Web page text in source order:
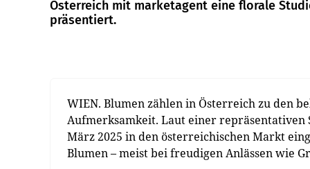
Österreich mit marketagent eine florale
präsentiert.
WIEN. Blumen zählen in Österreich zu den
Aufmerksamkeit. Laut einer repräsentativen
März 2025 in den österreichischen Markt
Blumen – meist bei freudigen Anlässen wie